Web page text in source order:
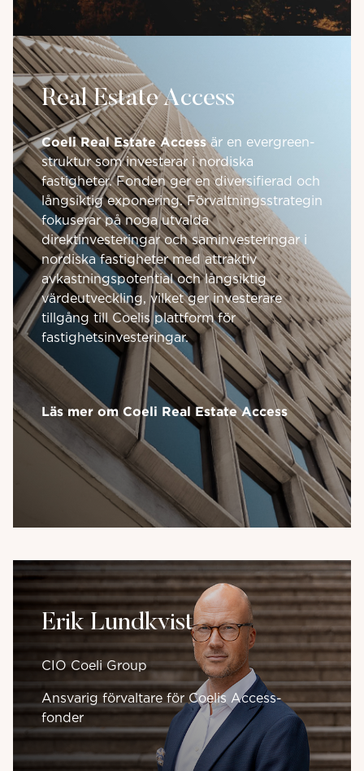
Real Estate Access
Coeli Real Estate Accessär en evergreen-
struktur som investerar i nordiska
fastigheter. Fonden ger en diversifierad och
långsiktig exponering. Förvaltningsstrategin
fokuserar på noga utvalda
direktinvesteringar och saminvesteringar i
nordiska fastigheter med attraktiv
avkastningspotential och långsiktig
värdeutveckling, vilket ger investerare
tillgång till Coelis plattform för
fastighetsinvesteringar.
Läs mer om Coeli Real Estate Access
Erik Lundkvist
CIO Coeli Group
Ansvarig förvaltare för Coelis Access-
fonder